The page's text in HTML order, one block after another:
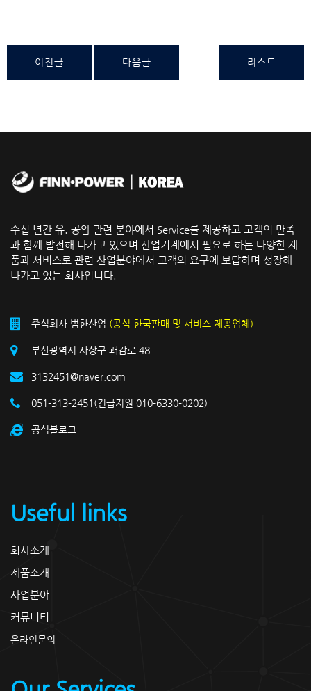
이전글 다음글 리스트
수십 년간 유. 공압 관련 분야에서 Service를 제공하고 고객의 만족
과 함께 발전해 나가고 있으며 산업기계에서 필요로 하는 다양한 제
품과 서비스로 관련 산업분야에서 고객의 요구에 보답하며 성장해
나가고 있는 회사입니다.
주식회사 범한산업 (공식 한국판매 및 서비스 제공업체)
부산광역시 사상구 괘감로 48
3132451@naver.com
051-313-2451(긴급지원 010-6330-0202)
공식블로그
Useful links
회사소개
제품소개
사업분야
커뮤니티
온라인문의